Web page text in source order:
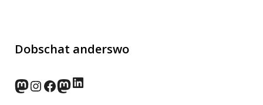
Dobschat anderswo
norden.social
Instagram
Facebook
wp-punks.social
LinkedIn